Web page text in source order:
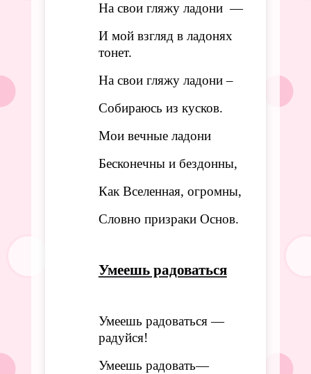
На свои гляжу ладони —
И мой взгляд в ладонях
тонет.
На свои гляжу ладони –
Собираюсь из кусков.
Мои вечные ладони
Бесконечны и бездонны,
Как Вселенная, огромны,
Словно призраки Основ.
Умеешь радоваться
Умеешь радоваться —
радуйся!
Умеешь радовать—